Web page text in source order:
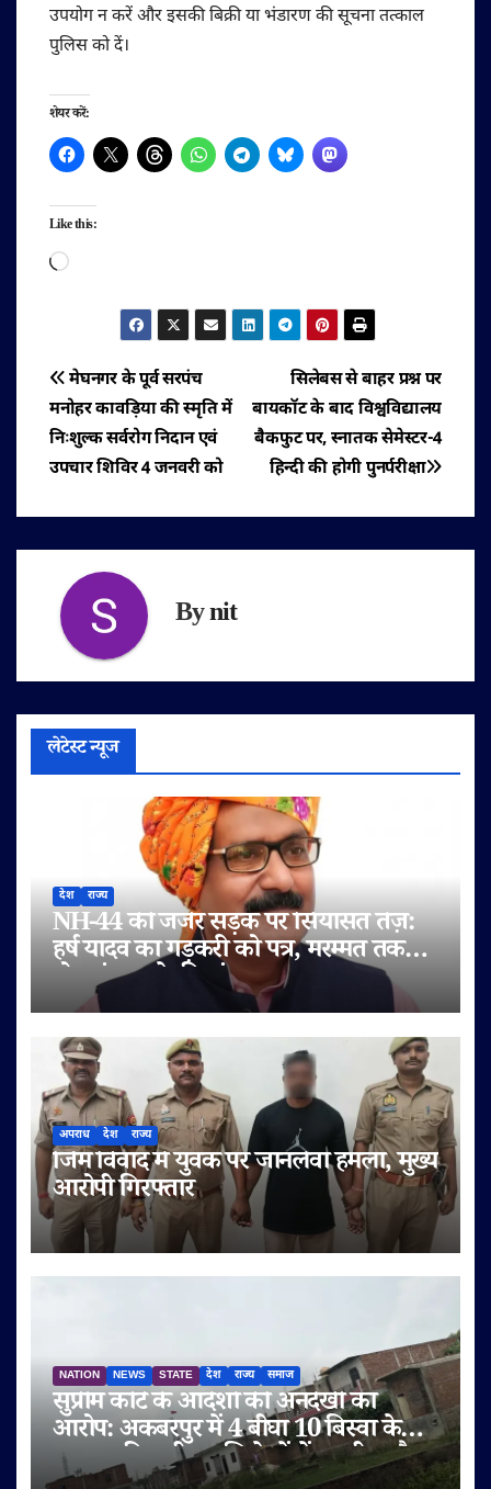
उपयोग न करें और इसकी बिक्री या भंडारण की सूचना तत्काल
पुलिस को दें।
शेयर करें:
Like this:
Loading…
पोस्ट
नेविगेशन
सिलेबस से बाहर प्रश्न पर
बायकॉट के बाद विश्वविद्यालय
बैकफुट पर, स्नातक सेमेस्टर-4
हिन्दी की होगी पुनर्परीक्षा
मेघनगर के पूर्व सरपंच
मनोहर कावड़िया की स्मृति में
निःशुल्क सर्वरोग निदान एवं
उपचार शिविर 4 जनवरी को
Bynit
लेटेस्ट न्यूज
देश राज्य
NH-44 की जर्जर सड़क पर सियासत तेज़:
हर्ष यादव का गड़करी को पत्र, मरम्मत तक
टोल बंद करने की मांग
अपराध देश राज्य
जिम विवाद में युवक पर जानलेवा हमला, मुख्य
आरोपी गिरफ्तार
NATION NEWS STATE देश राज्य समाज
सुप्रीम कोर्ट के आदेशों की अनदेखी का
आरोप: अकबरपुर में 4 बीघा 10 बिस्वा के
तालाब की जमीन अभिलेखों में बदली, अवैध